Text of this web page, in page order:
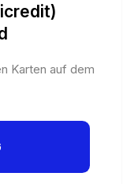
Karten auf dem